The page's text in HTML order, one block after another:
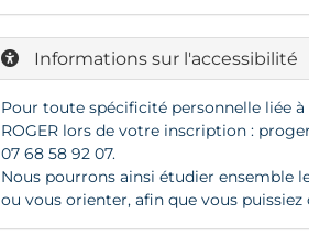
Informations sur l'accessibilité
Pour toute spécificité personnelle liée
ROGER lors de votre inscription :
07 68 58 92 07.
Nous pourrons ainsi étudier ensemble
ou vous orienter, afin que vous